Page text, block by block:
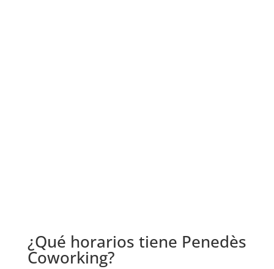
¿Qué horarios tiene Penedès
Coworking?